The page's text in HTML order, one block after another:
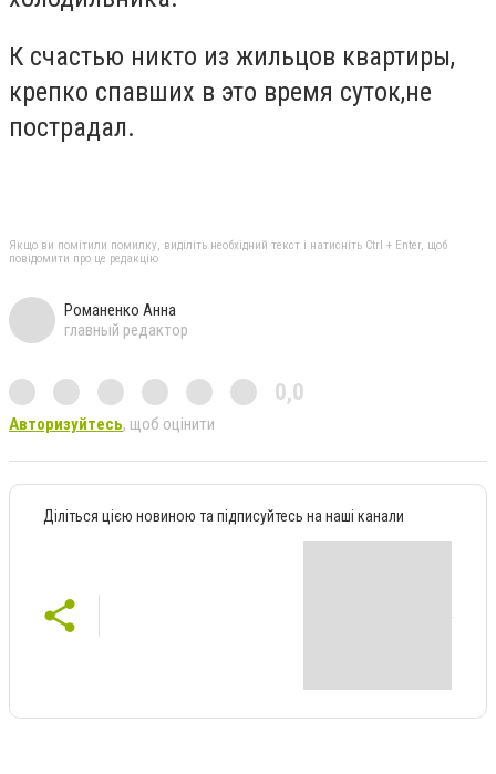
К счастью никто из жильцов квартиры,
крепко спавших в это время суток,не
пострадал.
Якщо ви помітили помилку, виділіть необхідний текст і натисніть Ctrl + Enter, щоб
повідомити про це редакцію
Романенко Анна
главный редактор
0,0
Авторизуйтесь, щоб оцінити
Діліться цією новиною та підписуйтесь на наші канали